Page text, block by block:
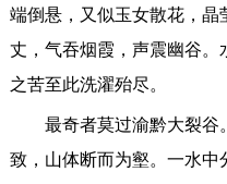
端倒悬，又似玉女散花，
丈，气吞烟霞，声震幽谷。
之苦至此洗濯殆尽。
最奇者莫过渝黔大裂谷
致，山体断而为壑。一水中